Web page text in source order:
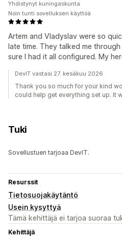
Artem and Vladyslav were so
late time. They talked me
sure I had it all configured. My
Yhdistynyt kuningaskunta
Noin tunti sovelluksen käyttöä
DevIT vastasi 27. kesäkuu 2026
Thank you so much for your kind
could help get everything set up. It
Tuki
Sovellustuen tarjoaa DevIT.
Resurssit
Tietosuojakäytäntö
Usein kysyttyä
Tämä kehittäjä ei tarjoa suoraa
Kehittäjä